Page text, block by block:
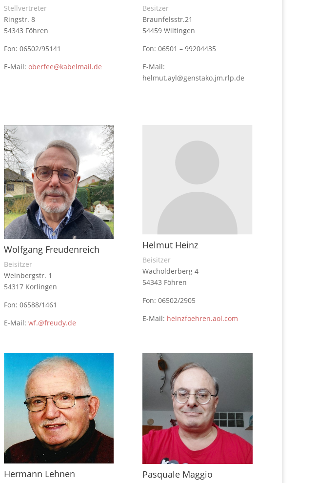
Stellvertreter
Ringstr. 8
54343 Föhren
Fon: 06502/95141
E-Mail: oberfee@kabelmail.de
Besitzer
Braunfelsstr.21
54459 Wiltingen
Fon: 06501 – 99204435
E-Mail:
helmut.ayl@genstako.jm.rlp.de
Wolfgang Freudenreich
Beisitzer
Weinbergstr. 1
54317 Korlingen
Fon: 06588/1461
E-Mail: wf.@freudy.de
Helmut Heinz
Beisitzer
Wacholderberg 4
54343 Föhren
Fon: 06502/2905
E-Mail: heinzfoehren.aol.com
Hermann Lehnen Pasquale Maggio